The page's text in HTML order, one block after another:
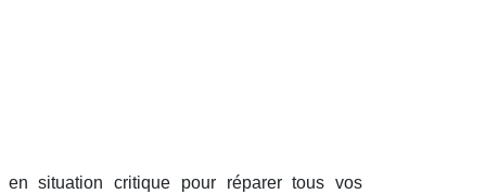
situation critique pour réparer tous vos